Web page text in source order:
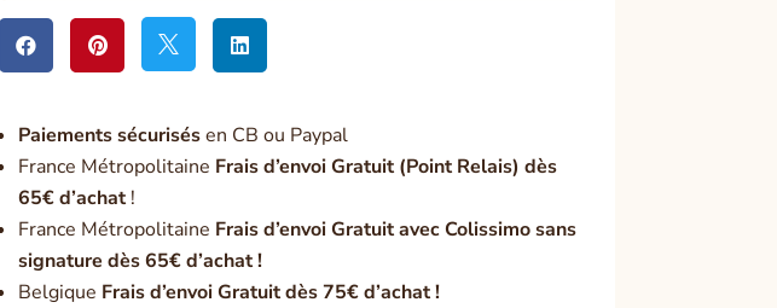
fond
noir
   
Paiements sécurisésen CB ou Paypal
France Métropolitaine Frais d’envoi Gratuit (Point Relais) dès
65€ d’achat!
France Métropolitaine Frais d’envoi Gratuit avec Colissimo sans
signature dès 65€ d’achat !
Belgique Frais d’envoi Gratuit dès 75€ d’achat !